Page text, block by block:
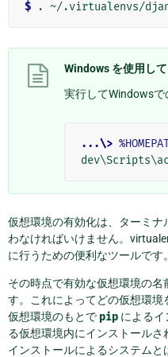
$
Windows を使用し
実行してWindowsで
...\>
仮想環境の有効化は、ターミ
わなければいけません。
に行うための便利なツールです。
その時点で有効な仮想環境の
す。これによってどの仮想環境
仮想環境のもとで pip による
る仮想環境内にインストール
インストールによるシステムと